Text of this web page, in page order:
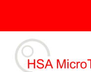
content